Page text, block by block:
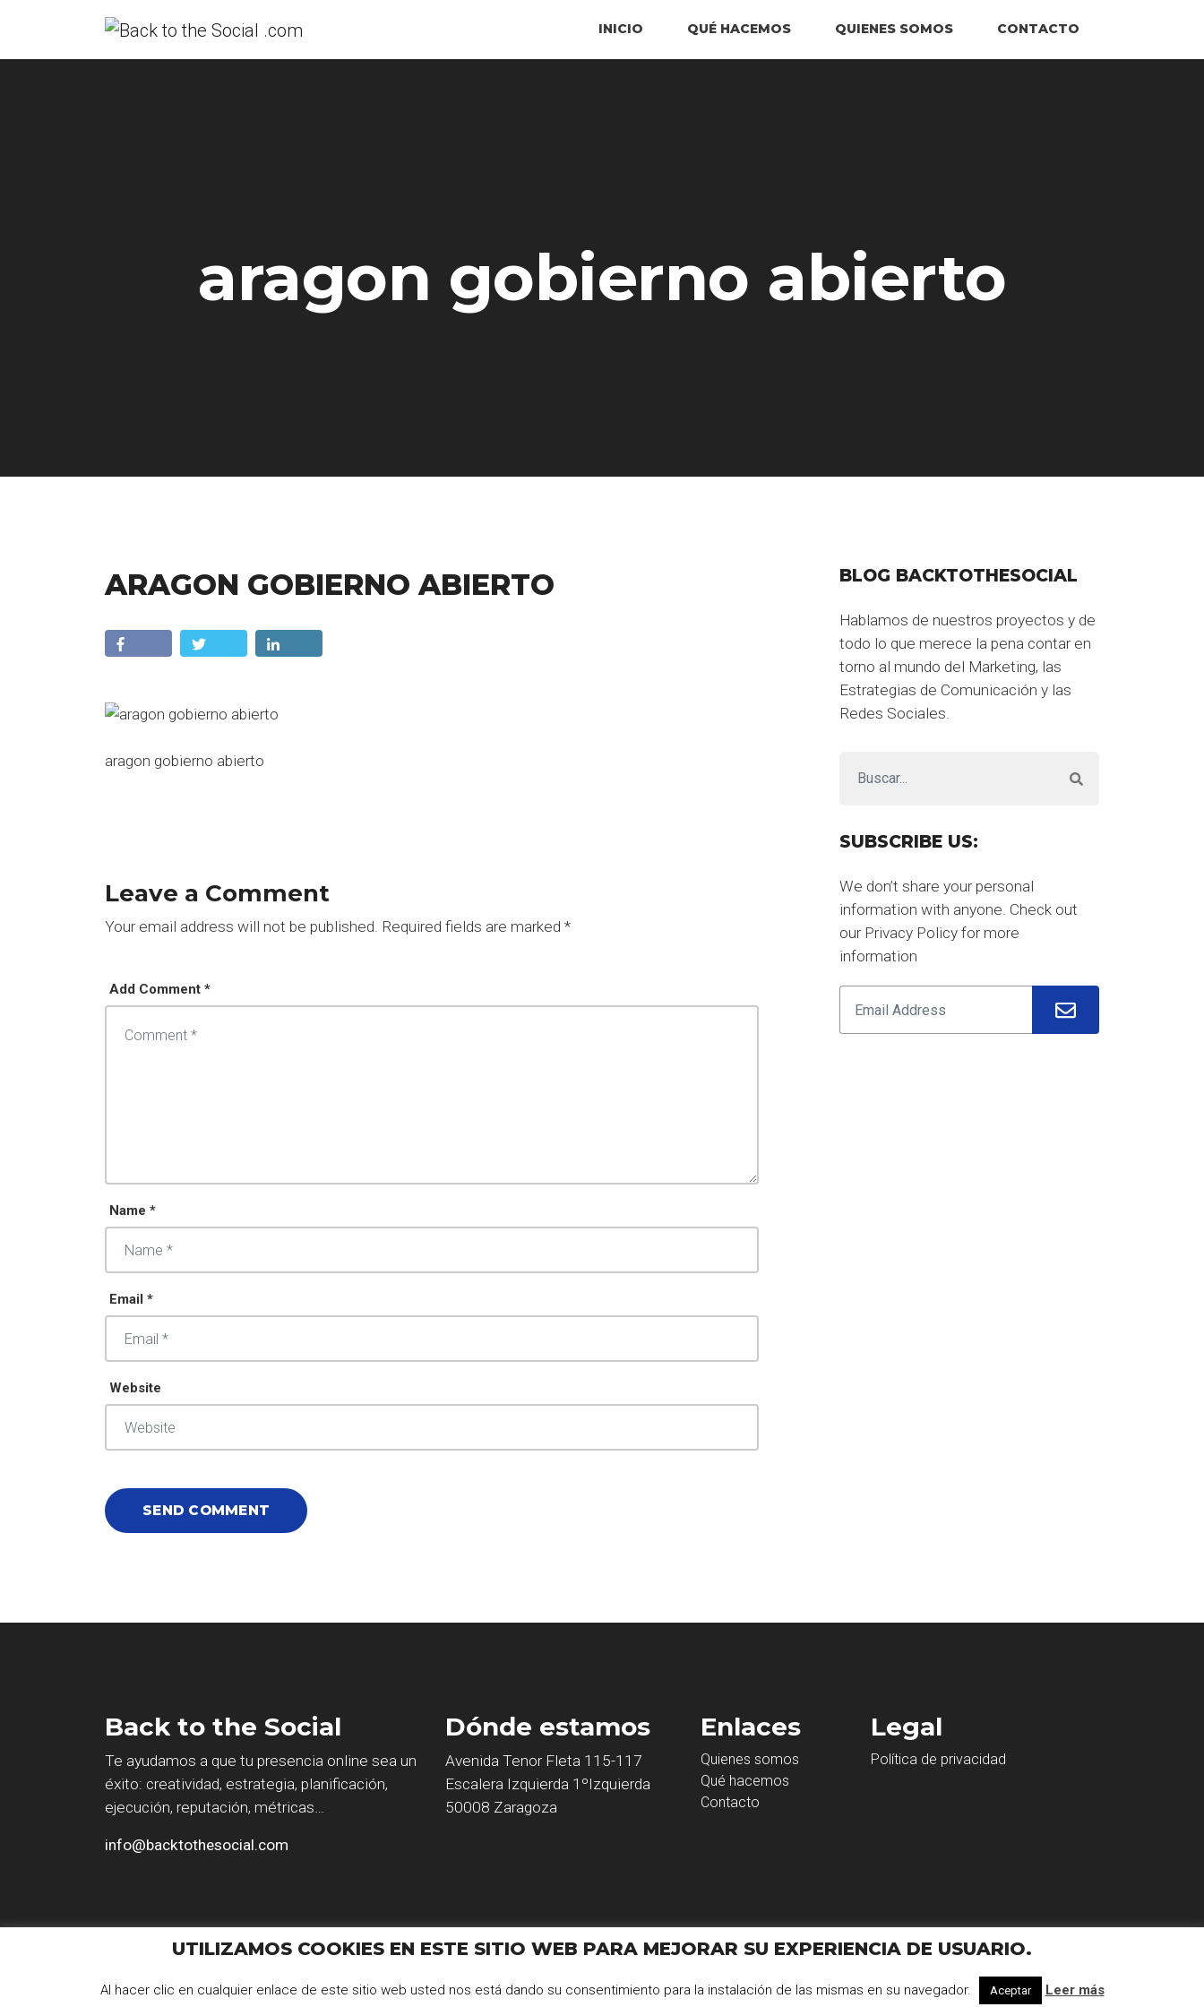
INICIO QUÉ HACEMOS QUIENES SOMOS CONTACTO
aragon gobierno abierto
ARAGON GOBIERNO ABIERTO
aragon gobierno abierto
Leave a Comment
Your email address will not be published. Required fields are marked *
Add Comment *
Name *
Email *
Website
BLOG BACKTOTHESOCIAL
Hablamos de nuestros proyectos y de
todo lo que merece la pena contar en
torno al mundo del Marketing, las
Estrategias de Comunicación y las
Redes Sociales.
SUBSCRIBE US:
We don’t share your personal
information with anyone. Check out
our Privacy Policy for more
information
Back to the Social
Te ayudamos a que tu presencia online sea un
éxito: creatividad, estrategia, planificación,
ejecución, reputación, métricas…
info@backtothesocial.com
Dónde estamos
Avenida Tenor Fleta 115-117
Escalera Izquierda 1ºIzquierda
50008 Zaragoza
Enlaces
Quienes somos
Qué hacemos
Contacto
Legal
Política de privacidad
UTILIZAMOS COOKIES EN ESTE SITIO WEB PARA MEJORAR SU EXPERIENCIA DE USUARIO.
Al hacer clic en cualquier enlace de este sitio web usted nos está dando su consentimiento para la instalación de las mismas en su navegador. Aceptar Leer más